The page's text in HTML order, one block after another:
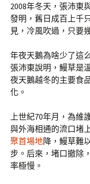
2008年冬天，張沛東
發明，舊日成百上千
見，冷風吹過，只要
年夜天鵝為啥少了這
張沛東說明，鰻草是
夜天鵝越冬的主要食
化。
上世紀70年月，為
與外海相通的流口堵
聚首場地降，鰻草難
步。后來，堵口撤除
率極慢。